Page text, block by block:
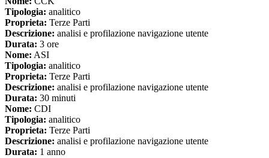
Tipologia: analitico
Proprieta: Terze Parti
Descrizione: analisi e profilazione navigazione utente
Durata: 3 ore
Nome: ASI
Tipologia: analitico
Proprieta: Terze Parti
Descrizione: analisi e profilazione navigazione utente
Durata: 30 minuti
Nome: CDI
Tipologia: analitico
Proprieta: Terze Parti
Descrizione: analisi e profilazione navigazione utente
Durata: 1 anno